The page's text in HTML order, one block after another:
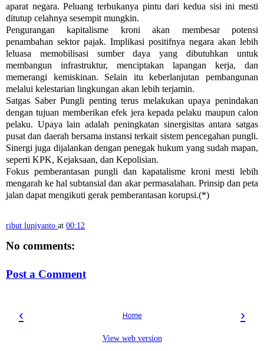
aparat negara. Peluang terbukanya pintu dari kedua sisi ini mesti
ditutup celahnya sesempit mungkin.
Pengurangan kapitalisme kroni akan membesar potensi
penambahan sektor pajak. Implikasi positifnya negara akan lebih
leluasa memobilisasi sumber daya yang dibutuhkan untuk
membangun infrastruktur, menciptakan lapangan kerja, dan
memerangi kemiskinan. Selain itu keberlanjutan pembangunan
melalui kelestarian lingkungan akan lebih terjamin.
Satgas Saber Pungli penting terus melakukan upaya penindakan
dengan tujuan memberikan efek jera kepada pelaku maupun calon
pelaku. Upaya lain adalah peningkatan sinergisitas antara satgas
pusat dan daerah bersama instansi terkait sistem pencegahan pungli.
Sinergi juga dijalankan dengan penegak hukum yang sudah mapan,
seperti KPK, Kejaksaan, dan Kepolisian.
Fokus pemberantasan pungli dan kapatalisme kroni mesti lebih
mengarah ke hal subtansial dan akar permasalahan. Prinsip dan peta
jalan dapat mengikuti gerak pemberantasan korupsi.(*)
ribut lupiyanto at 00:12
No comments:
Post a Comment
‹ ›
Home
View web version